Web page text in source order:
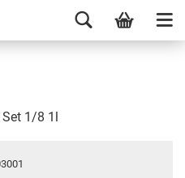
1/8 1l